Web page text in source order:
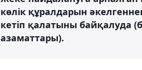
көлік құралдарын
кетіп қалатыны байқалуда
азаматтары).